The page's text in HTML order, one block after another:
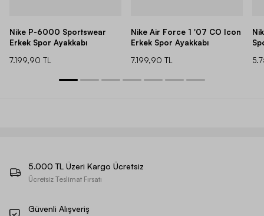
Nike P-6000 Sportswear
Erkek Spor Ayakkabı
7.199,90 TL
Nike Air Force 1 '07 CO Icon
Erkek Spor Ayakkabı
7.199,90 TL
5.000 TL Üzeri Kargo Ücretsiz
Ücretsiz Teslimat Fırsatı
Güvenli Alışveriş